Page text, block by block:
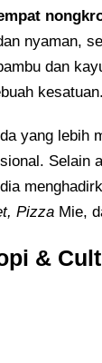
nyaman,
dan
kesatuan.
yang lebih
Selain
Pizza Mie,
&